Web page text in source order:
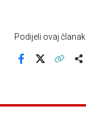
Podijeli ovaj članak